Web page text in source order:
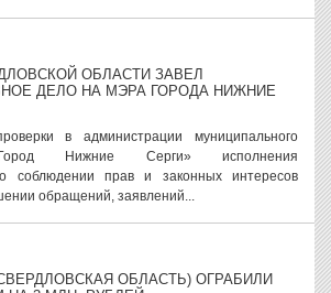
ОБЛАСТИ ЗАВЕЛ
ДЕЛО НА МЭРА ГОРОДА НИЖНИЕ
в администрации муниципального
Нижние Серги» исполнения
о соблюдении прав и законных интересов
обращений, заявлений...
ОБЛАСТЬ) ОГРАБИЛИ